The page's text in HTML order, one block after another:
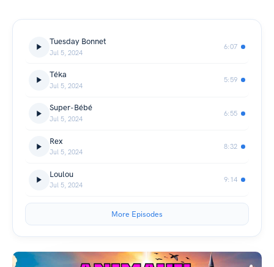
Tuesday Bonnet
Jul 5, 2024
6:07
Téka
Jul 5, 2024
5:59
Super-Bébé
Jul 5, 2024
6:55
Rex
Jul 5, 2024
8:32
Loulou
Jul 5, 2024
9:14
More Episodes